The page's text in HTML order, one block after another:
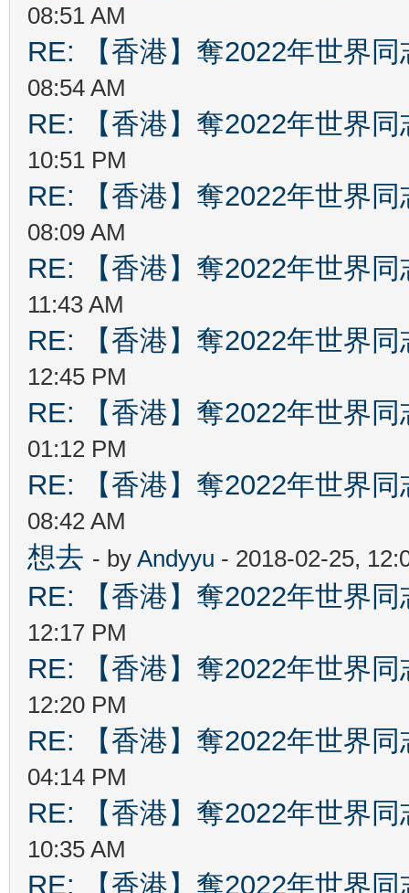
08:51 AM
RE: 【香港】奪2022年世界
08:54 AM
RE: 【香港】奪2022年世界
10:51 PM
RE: 【香港】奪2022年世界
08:09 AM
RE: 【香港】奪2022年世界
11:43 AM
RE: 【香港】奪2022年世界
12:45 PM
RE: 【香港】奪2022年世界
01:12 PM
RE: 【香港】奪2022年世界
08:42 AM
想去 - by Andyyu - 2018-02-25,
RE: 【香港】奪2022年世界
12:17 PM
RE: 【香港】奪2022年世界
12:20 PM
RE: 【香港】奪2022年世界
04:14 PM
RE: 【香港】奪2022年世界
10:35 AM
RE: 【香港】奪2022年世界